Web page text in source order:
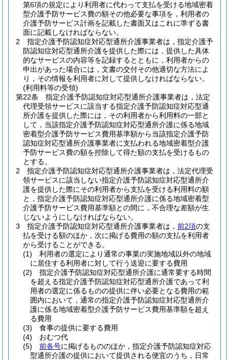
第6項の規定により利用者に代わって支払を受ける地域密着
型介護予防サービス費の額その他必要な事項を，利用者の
介護予防サービス計画を記載した書面又はこれに準ずる書
面に記載しなければならない。
2
指定介護予防認知症対応型通所介護事業者は，指定介護予
防認知症対応型通所介護を提供した際には，提供した具体
的なサービスの内容等を記録するとともに，利用者からの
申出があった場合には，文書の交付その他適切な方法によ
り，その情報を利用者に対して提供しなければならない。
(利用料等の受領)
第22条
指定介護予防認知症対応型通所介護事業者は，法定
代理受領サービスに該当する指定介護予防認知症対応型通
所介護を提供した際には，その利用者から利用料の一部と
して，当該指定介護予防認知症対応型通所介護に係る地域
密着型介護予防サービス費用基準額から当該指定介護予防
認知症対応型通所介護事業者に支払われる地域密着型介護
予防サービス費の額を控除して得た額の支払を受けるもの
とする。
2
指定介護予防認知症対応型通所介護事業者は，法定代理受
領サービスに該当しない指定介護予防認知症対応型通所介
護を提供した際にその利用者から支払を受ける利用料の額
と，指定介護予防認知症対応型通所介護に係る地域密着型
介護予防サービス費用基準額との間に，不合理な差額が生
じないようにしなければならない。
3
指定介護予防認知症対応型通所介護事業者は， 前2項の支
払を受ける額のほか，次に掲げる費用の額の支払を利用者
から受けることができる。
(1)
利用者の選定により通常の事業の実施地域以外の地域
に居住する利用者に対して行う送迎に要する費用
(2)
指定介護予防認知症対応型通所介護に通常要する時間
を超える指定介護予防認知症対応型通所介護であって利
用者の選定に係るものの提供に伴い必要となる費用の範
囲内において，通常の指定介護予防認知症対応型通所介
護に係る地域密着型介護予防サービス費用基準額を超え
る費用
(3)
食事の提供に要する費用
(4)
おむつ代
(5)
前各号に掲げるもののほか，指定介護予防認知症対応
型通所介護の提供において提供される便宜のうち，日常